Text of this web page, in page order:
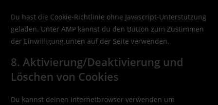
Du hast die Cookie-Richtlinie ohne Javascript-Unterstützung
geladen. Unter AMP kannst du den Button zum Zustimmen
der Einwilligung unten auf der Seite verwenden.
8. Aktivierung/Deaktivierung und
Löschen von Cookies
Du kannst deinen Internetbrowser verwenden um